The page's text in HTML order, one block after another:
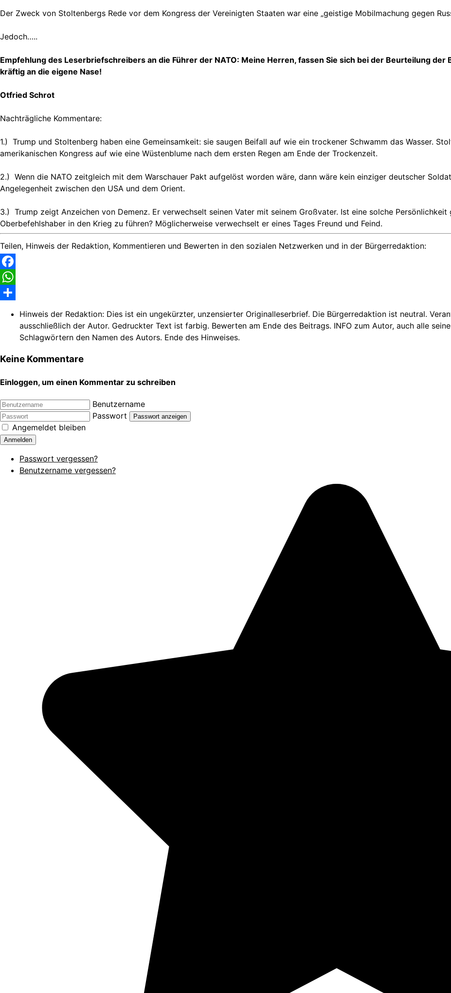
Der Zweck von Stoltenbergs Rede vor dem Kongress der Vereinigten Staaten war eine „geistige Mobilmachung gegen
Jedoch…..
Empfehlung des Leserbriefschreibers an die Führer der NATO: Meine Herren, fassen Sie sich bei der Beurteilung der
kräftig an die eigene Nase!
Otfried Schrot
Nachträgliche Kommentare:
1.) Trump und Stoltenberg haben eine Gemeinsamkeit: sie saugen Beifall auf wie ein trockener Schwamm das Wasser.
amerikanischen Kongress auf wie eine Wüstenblume nach dem ersten Regen am Ende der Trockenzeit.
2.) Wenn die NATO zeitgleich mit dem Warschauer Pakt aufgelöst worden wäre, dann wäre kein einziger deutscher
Angelegenheit zwischen den USA und dem Orient.
3.) Trump zeigt Anzeichen von Demenz. Er verwechselt seinen Vater mit seinem Großvater. Ist eine solche
Oberbefehlshaber in den Krieg zu führen? Möglicherweise verwechselt er eines Tages Freund und Feind.
Teilen, Hinweis der Redaktion, Kommentieren und Bewerten in den sozialen Netzwerken und in der Bürgerredaktion:
Facebook
WhatsApp
Hinweis der Redaktion: Dies ist ein ungekürzter, unzensierter Originalleserbrief. Die Bürgerredaktion ist neutral.
ausschließlich der Autor. Gedruckter Text ist farbig. Bewerten am Ende des Beitrags. INFO zum Autor, auch alle
Schlagwörtern den Namen des Autors. Ende des Hinweises.
Keine Kommentare
Einloggen, um einen Kommentar zu schreiben
Benutzername
Passwort
Passwort anzeigen
Angemeldet bleiben
Anmelden
Passwort vergessen?
Benutzername vergessen?